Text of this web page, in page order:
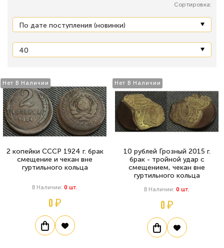
Сортировка:
Нет В Наличии
2 копейки СССР 1924 г. брак
смещение и чекан вне
гуртильного кольца
В Наличии: 0 Шт.
0 ₽
Нет В Наличии
10 рублей Грозный 2015 г.
брак - тройной удар с
смещением, чекан вне
гуртильного кольца
В Наличии: 0 Шт.
0 ₽